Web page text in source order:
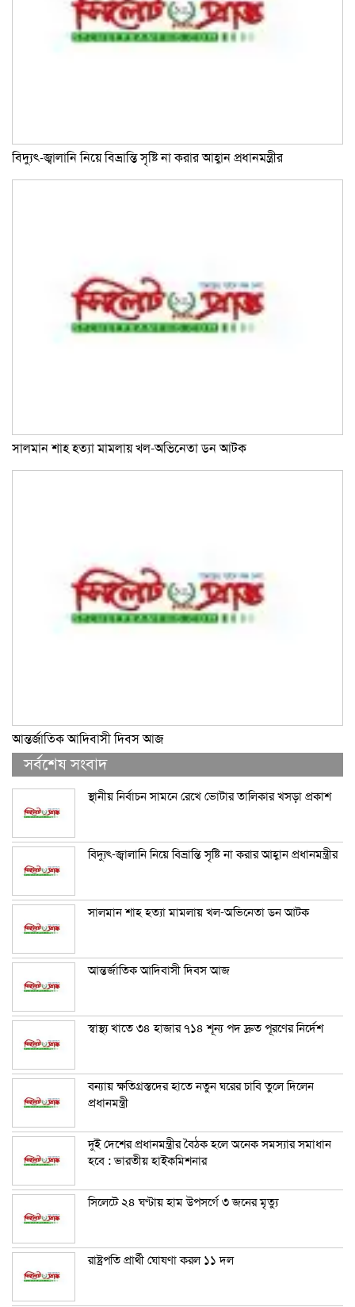
বিদ্যুৎ-জ্বালানি নিয়ে বিভ্রান্তি সৃষ্টি না করার আহ্বান প্রধানমন্ত্রীর
সালমান শাহ হত্যা মামলায় খল-অভিনেতা ডন আটক
আন্তর্জাতিক আদিবাসী দিবস আজ
সর্বশেষ সংবাদ
স্থানীয় নির্বাচন সামনে রেখে ভোটার তালিকার খসড়া প্রকাশ
বিদ্যুৎ-জ্বালানি নিয়ে বিভ্রান্তি সৃষ্টি না করার আহ্বান প্রধানমন্ত্রীর
সালমান শাহ হত্যা মামলায় খল-অভিনেতা ডন আটক
আন্তর্জাতিক আদিবাসী দিবস আজ
স্বাস্থ্য খাতে ৩৪ হাজার ৭১৪ শূন্য পদ দ্রুত পূরণের নির্দেশ
বন্যায় ক্ষতিগ্রস্তদের হাতে নতুন ঘরের চাবি তুলে দিলেন
প্রধানমন্ত্রী
দুই দেশের প্রধানমন্ত্রীর বৈঠক হলে অনেক সমস্যার সমাধান
হবে : ভারতীয় হাইকমিশনার
সিলেটে ২৪ ঘণ্টায় হাম উপসর্গে ৩ জনের মৃত্যু
রাষ্ট্রপতি প্রার্থী ঘোষণা করল ১১ দল